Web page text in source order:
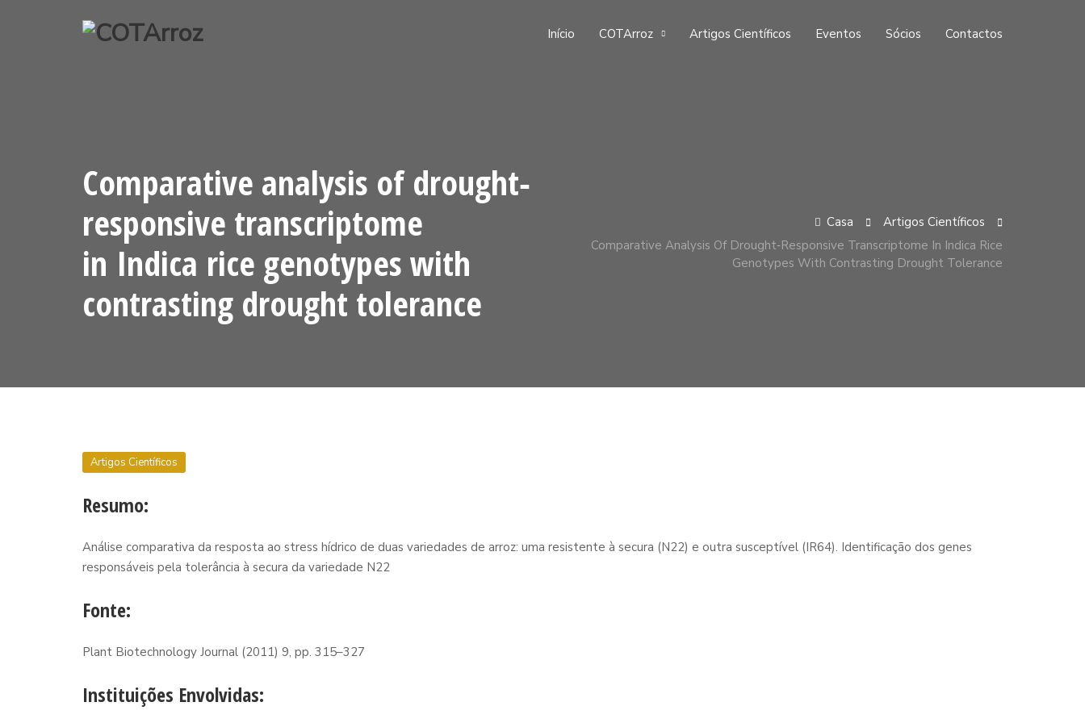
Início COTArroz Artigos Científicos Eventos Sócios Contactos
Comparative analysis of drought‐
responsive transcriptome
in Indica rice genotypes with
contrasting drought tolerance
Casa
Artigos Científicos
Comparative Analysis Of Drought‐responsive Transcriptome In Indica Rice
Genotypes With Contrasting Drought Tolerance
Artigos Científicos
Resumo:
Análise comparativa da resposta ao stress hídrico de duas variedades de arroz: uma resistente à secura (N22) e outra susceptível (IR64). Identificação dos genes
responsáveis pela tolerância à secura da variedade N22
Fonte:
Plant Biotechnology Journal (2011) 9, pp. 315–327
Instituições Envolvidas: